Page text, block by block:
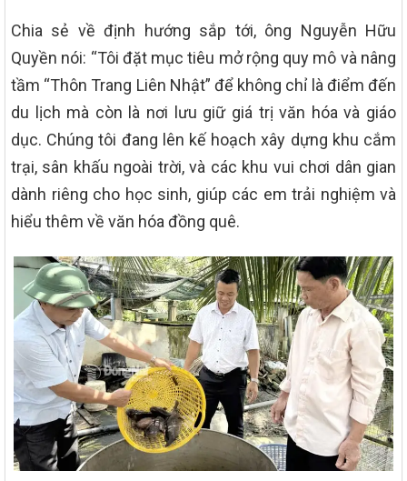
Chia sẻ về định hướng sắp tới, ông Nguyễn Hữu
Quyền nói: “Tôi đặt mục tiêu mở rộng quy mô và nâng
tầm “Thôn Trang Liên Nhật” để không chỉ là điểm đến
du lịch mà còn là nơi lưu giữ giá trị văn hóa và giáo
dục. Chúng tôi đang lên kế hoạch xây dựng khu cắm
trại, sân khấu ngoài trời, và các khu vui chơi dân gian
dành riêng cho học sinh, giúp các em trải nghiệm và
hiểu thêm về văn hóa đồng quê.